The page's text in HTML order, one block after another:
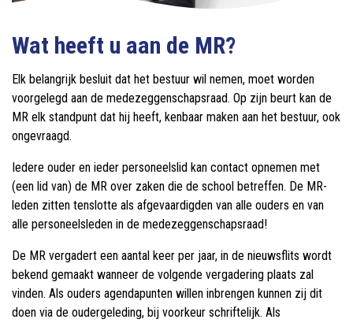
Wat heeft u aan de MR?
Elk belangrijk besluit dat het bestuur wil nemen, moet worden
voorgelegd aan de medezeggenschapsraad. Op zijn beurt kan de
MR elk standpunt dat hij heeft, kenbaar maken aan het bestuur, ook
ongevraagd.
Iedere ouder en ieder personeelslid kan contact opnemen met
(een lid van) de MR over zaken die de school betreffen. De MR-
leden zitten tenslotte als afgevaardigden van alle ouders en van
alle personeelsleden in de medezeggenschapsraad!
De MR vergadert een aantal keer per jaar, in de nieuwsflits wordt
bekend gemaakt wanneer de volgende vergadering plaats zal
vinden. Als ouders agendapunten willen inbrengen kunnen zij dit
doen via de oudergeleding, bij voorkeur schriftelijk. Als